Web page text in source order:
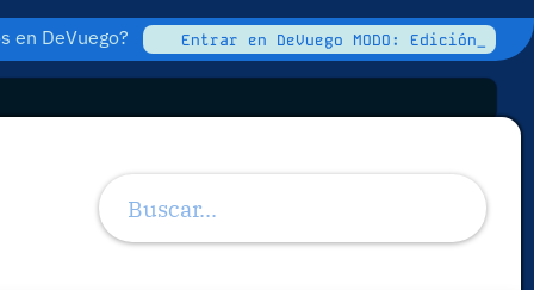
en DeVuego? Entrar en DeVuego MODO: Edición_